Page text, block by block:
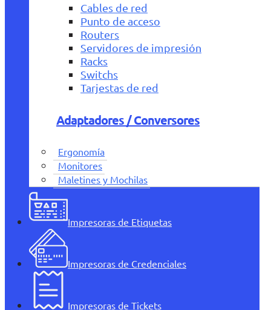
Cables de red
Punto de acceso
Routers
Servidores de impresión
Racks
Switchs
Tarjestas de red
Adaptadores / Conversores
Ergonomía
Monitores
Maletines y Mochilas
Impresoras de Etiquetas
Impresoras de Credenciales
Impresoras de Tickets